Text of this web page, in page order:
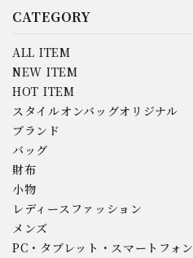
CATEGORY
ALL ITEM
NEW ITEM
HOT ITEM
スタイルオンバッグオリジナル
ブランド
バッグ
財布
小物
レディースファッション
メンズ
PC・タブレット・スマートフォン